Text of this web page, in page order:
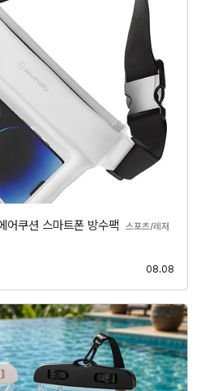
어쿠션 스마트폰 방수팩 스포츠/레저
08.08